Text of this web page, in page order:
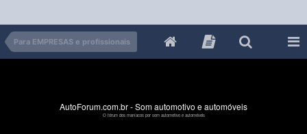
Para EMPRESAS e profissionais
AutoForum.com.br - Som automotivo e automóveis
O fórum dos maníacos por som automotivo e automóveis